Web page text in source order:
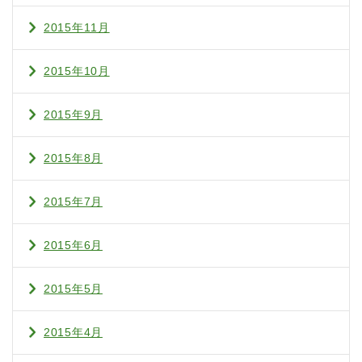
2015年11月
2015年10月
2015年9月
2015年8月
2015年7月
2015年6月
2015年5月
2015年4月